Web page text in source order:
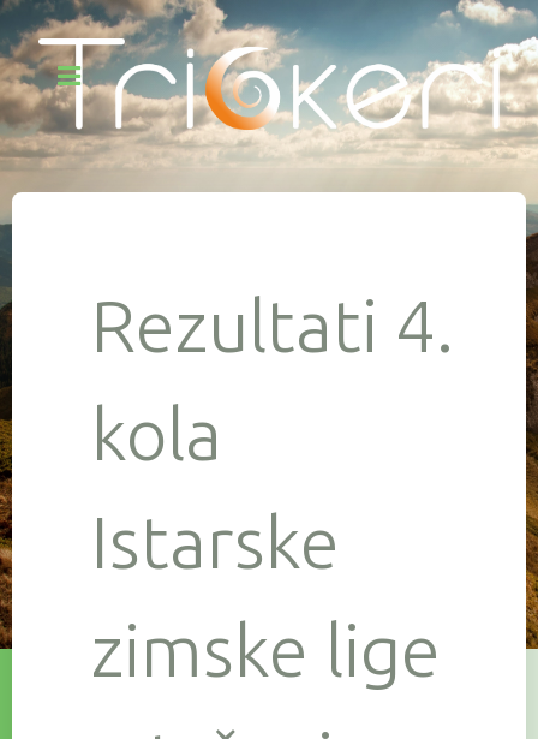
Rezultati 4.
kola
Istarske
zimske lige